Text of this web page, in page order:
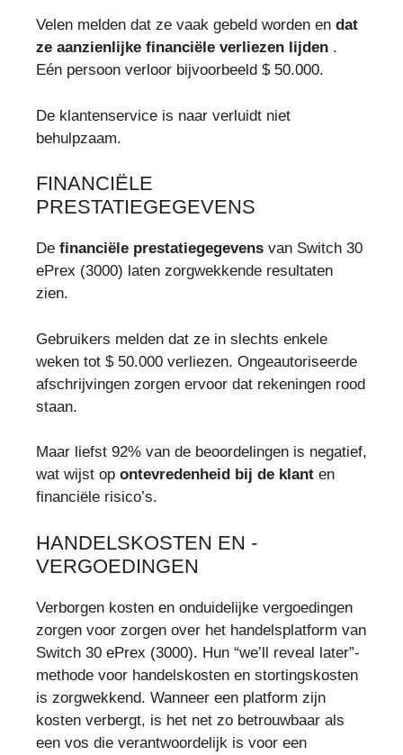
Velen melden dat ze vaak gebeld worden en dat
ze aanzienlijke financiële verliezen lijden .
Eén persoon verloor bijvoorbeeld $ 50.000.
De klantenservice is naar verluidt niet
behulpzaam.
FINANCIËLE
PRESTATIEGEGEVENS
De financiële prestatiegegevens van Switch 30
ePrex (3000) laten zorgwekkende resultaten
zien.
Gebruikers melden dat ze in slechts enkele
weken tot $ 50.000 verliezen. Ongeautoriseerde
afschrijvingen zorgen ervoor dat rekeningen rood
staan.
Maar liefst 92% van de beoordelingen is negatief,
wat wijst op ontevredenheid bij de klant en
financiële risico’s.
HANDELSKOSTEN EN -
VERGOEDINGEN
Verborgen kosten en onduidelijke vergoedingen
zorgen voor zorgen over het handelsplatform van
Switch 30 ePrex (3000). Hun “we’ll reveal later”-
methode voor handelskosten en stortingskosten
is zorgwekkend. Wanneer een platform zijn
kosten verbergt, is het net zo betrouwbaar als
een vos die verantwoordelijk is voor een